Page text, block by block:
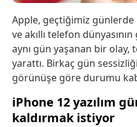
Apple, geçtiğimiz günlerde
ve akıllı telefon
aynı gün yaşanan bir
yarattı. Birkaç gün
görünüşe göre durumu
iPhone 12 yazılım
kaldırmak istiyor